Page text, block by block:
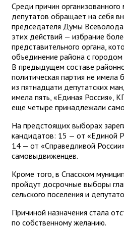
Среди причин организованного
депутатов обращает на себя
председателя Думы
этих действий — избрание
представительного органа,
объединение района с
В предыдущем составе
политическая партия не имела
из пятнадцати депутатских
имела пять, «Единая
еще четыре принадлежали
На предстоящих выборах
кандидатов: 15 — от «Единой
14 — от «Справедливой
самовыдвиженцев.
Кроме того, в Спасском
пройдут досрочные выборы
сельского поселения и
Причиной назначения стала
по собственному желанию.